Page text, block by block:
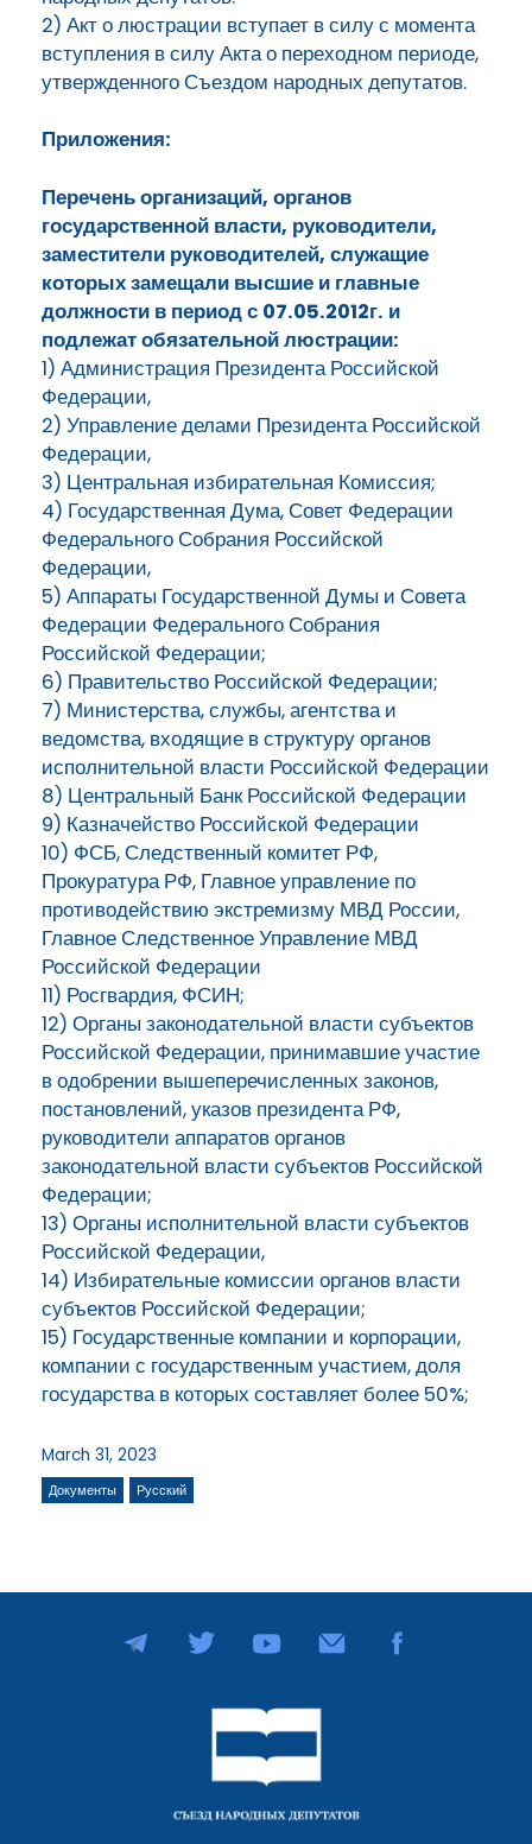
2) Акт о люстрации вступает в силу с момента
вступления в силу Акта о переходном периоде,
утвержденного Съездом народных депутатов.
Приложения:
Перечень организаций, органов
государственной власти, руководители,
заместители руководителей, служащие
которых замещали высшие и главные
должности в период с 07.05.2012г. и
подлежат обязательной люстрации:
1) Администрация Президента Российской
Федерации,
2) Управление делами Президента Российской
Федерации,
3) Центральная избирательная Комиссия;
4) Государственная Дума, Совет Федерации
Федерального Собрания Российской
Федерации,
5) Аппараты Государственной Думы и Совета
Федерации Федерального Собрания
Российской Федерации;
6) Правительство Российской Федерации;
7) Министерства, службы, агентства и
ведомства, входящие в структуру органов
исполнительной власти Российской Федерации
8) Центральный Банк Российской Федерации
9) Казначейство Российской Федерации
10) ФСБ, Следственный комитет РФ,
Прокуратура РФ, Главное управление по
противодействию экстремизму МВД России,
Главное Следственное Управление МВД
Российской Федерации
11) Росгвардия, ФСИН;
12) Органы законодательной власти субъектов
Российской Федерации, принимавшие участие
в одобрении вышеперечисленных законов,
постановлений, указов президента РФ,
руководители аппаратов органов
законодательной власти субъектов Российской
Федерации;
13) Органы исполнительной власти субъектов
Российской Федерации,
14) Избирательные комиссии органов власти
субъектов Российской Федерации;
15) Государственные компании и корпорации,
компании с государственным участием, доля
государства в которых составляет более 50%;
March 31, 2023
Документы Русский